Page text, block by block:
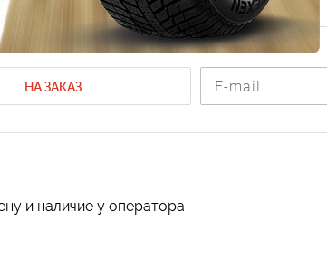
Летние шины 185/65 R14
64051
НА ЗАКАЗ
и наличие у оператора